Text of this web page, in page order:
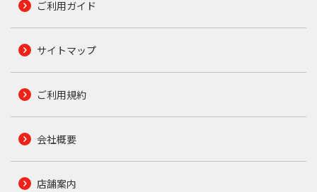
ご利用ガイド
サイトマップ
ご利用規約
会社概要
店舗案内